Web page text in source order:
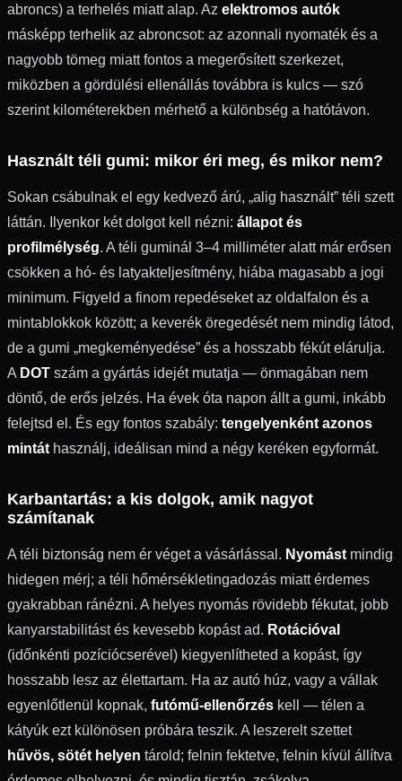
abroncs) a terhelés miatt alap. Az elektromos autók
másképp terhelik az abroncsot: az azonnali nyomaték és a
nagyobb tömeg miatt fontos a megerősített szerkezet,
miközben a gördülési ellenállás továbbra is kulcs — szó
szerint kilométerekben mérhető a különbség a hatótávon.
Használt téli gumi: mikor éri meg, és mikor nem?
Sokan csábulnak el egy kedvező árú, „alig használt” téli szett
láttán. Ilyenkor két dolgot kell nézni: állapot és
profilmélység. A téli guminál 3–4 milliméter alatt már erősen
csökken a hó- és latyakteljesítmény, hiába magasabb a jogi
minimum. Figyeld a finom repedéseket az oldalfalon és a
mintablokkok között; a keverék öregedését nem mindig látod,
de a gumi „megkeményedése” és a hosszabb fékút elárulja.
A DOT szám a gyártás idejét mutatja — önmagában nem
döntő, de erős jelzés. Ha évek óta napon állt a gumi, inkább
felejtsd el. És egy fontos szabály: tengelyenként azonos
mintát használj, ideálisan mind a négy keréken egyformát.
Karbantartás: a kis dolgok, amik nagyot
számítanak
A téli biztonság nem ér véget a vásárlással. Nyomást mindig
hidegen mérj; a téli hőmérsékletingadozás miatt érdemes
gyakrabban ránézni. A helyes nyomás rövidebb fékutat, jobb
kanyarstabilitást és kevesebb kopást ad. Rotációval
(időnkénti pozíciócserével) kiegyenlítheted a kopást, így
hosszabb lesz az élettartam. Ha az autó húz, vagy a vállak
egyenlőtlenül kopnak, futómű-ellenőrzés kell — télen a
kátyúk ezt különösen próbára teszik. A leszerelt szettet
hűvös, sötét helyen tárold; felnin fektetve, felnin kívül állítva